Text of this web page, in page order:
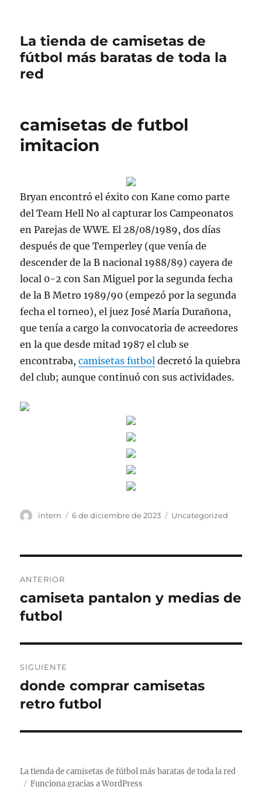
La tienda de camisetas de
fútbol más baratas de toda la
red
camisetas de futbol
imitacion
Bryan encontró el éxito con Kane como parte
del Team Hell No al capturar los Campeonatos
en Parejas de WWE. El 28/08/1989, dos días
después de que Temperley (que venía de
descender de la B nacional 1988/89) cayera de
local 0-2 con San Miguel por la segunda fecha
de la B Metro 1989/90 (empezó por la segunda
fecha el torneo), el juez José María Durañona,
que tenía a cargo la convocatoria de acreedores
en la que desde mitad 1987 el club se
encontraba,camisetas futbol decretó la quiebra
del club; aunque continuó con sus actividades.
Autor
intern
Publicado
6 de diciembre de 2023 Categorías
Uncategorized
de
entradas
ANTERIOR
Entrada
anterior:
camiseta pantalon y medias de
futbol
SIGUIENTE
Entrada
siguiente:
donde comprar camisetas
retro futbol
La tienda de camisetas de fútbol más baratas de toda la red
Funciona gracias a WordPress